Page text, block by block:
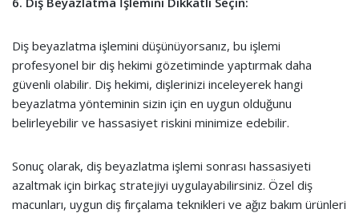
Diş beyazlatma işlemini düşünüyorsanız, bu işlemi
profesyonel bir diş hekimi gözetiminde yaptırmak daha
güvenli olabilir. Diş hekimi, dişlerinizi inceleyerek hangi
beyazlatma yönteminin sizin için en uygun olduğunu
belirleyebilir ve hassasiyet riskini minimize edebilir.
Sonuç olarak, diş beyazlatma işlemi sonrası hassasiyeti
azaltmak için birkaç stratejiyi uygulayabilirsiniz. Özel diş
macunları, uygun diş fırçalama teknikleri ve ağız bakım ürünleri